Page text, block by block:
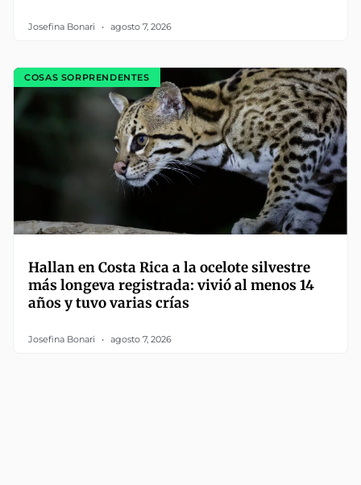
Josefina Bonari agosto 7, 2026
COSAS SORPRENDENTES
Hallan en Costa Rica a la ocelote silvestre
más longeva registrada: vivió al menos 14
años y tuvo varias crías
Josefina Bonari agosto 7, 2026